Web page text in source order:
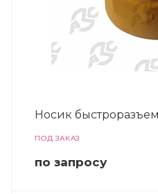
Носик
ПОД ЗАКАЗ
по запросу